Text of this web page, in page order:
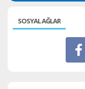
SOSYAL AĞLAR